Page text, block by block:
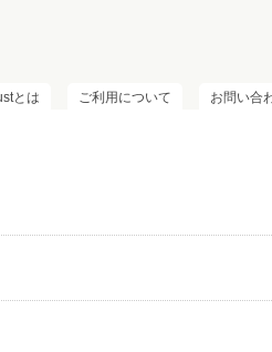
お問い合
ご利用について
とは